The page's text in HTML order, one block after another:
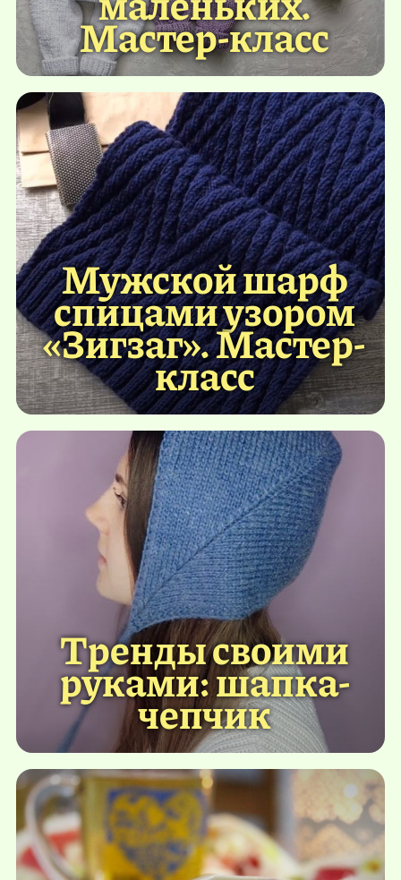
Мастер-класс
Мужской шарф
спицами узором
«Зигзаг». Мастер-
класс
Тренды своими
руками: шапка-
чепчик